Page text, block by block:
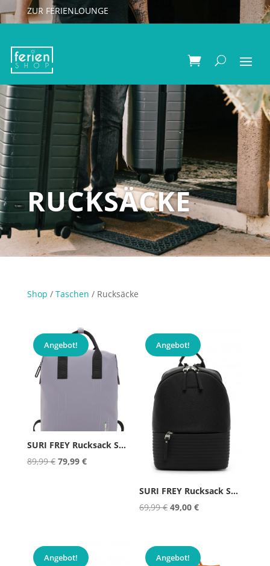
ZUR FERIENLOUNGE
RUCKSÄCKE
Shop / Taschen / Rucksäcke
Angebot!
SURI FREY Rucksack SURI Green La...
89,99€ Ursprünglicher
79,99 €Aktueller
Angebot!
SURI FREY Rucksack SURI Sports J...
69,99€ Ursprünglicher
69,99 €
49,00€Aktueller
49,00 €.
Angebot! Angebot!